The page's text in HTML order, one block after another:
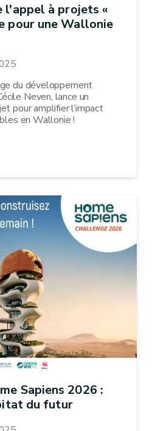
l'appel à projets «
pour une Wallonie
du développement
Neven, lance un
pour amplifier l’impact
en Wallonie !
Sapiens 2026 :
du futur